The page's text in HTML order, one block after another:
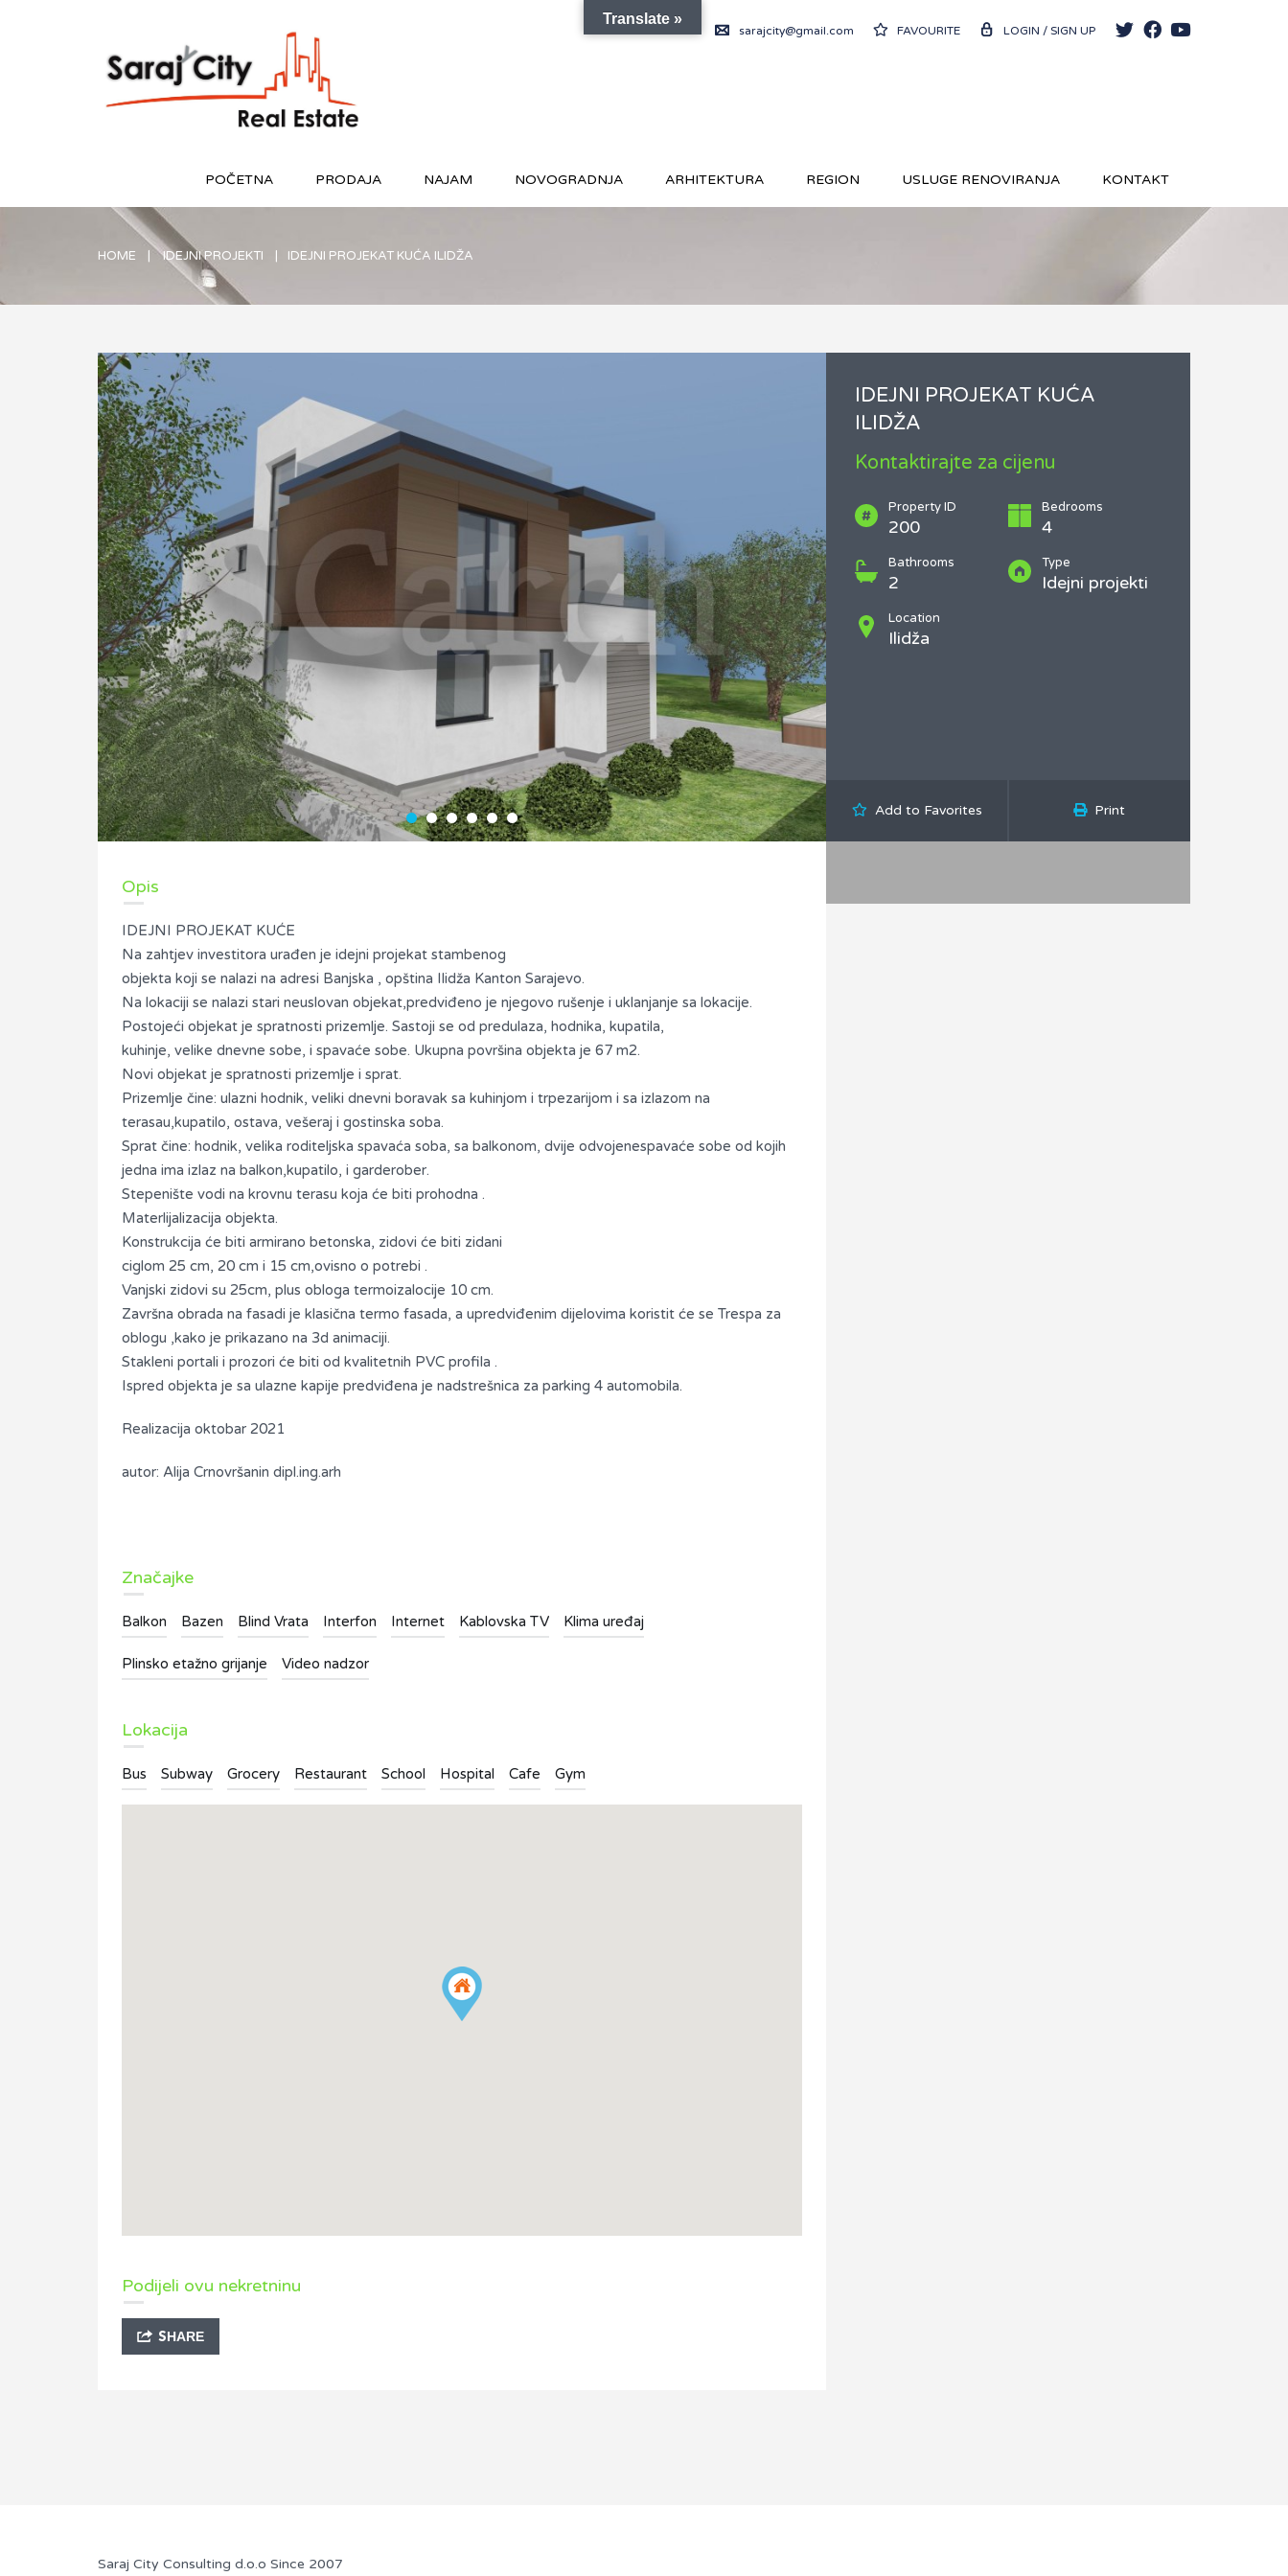
sarajcity@gmail.com FAVOURITE LOGIN / SIGN UP
POČETNA PRODAJA NAJAM NOVOGRADNJA ARHITEKTURA REGION USLUGE RENOVIRANJA KONTAKT
HOME IDEJNI PROJEKTI IDEJNI PROJEKAT KUĆA ILIDŽA
IDEJNI PROJEKAT KUĆA
ILIDŽA
Kontaktirajte za cijenu
Property ID
200
Bedrooms
4
Bathrooms
2
Type
Idejni projekti
Location
Ilidža
Add to Favorites Print
Opis
IDEJNI PROJEKAT KUĆE
Na zahtjev investitora urađen je idejni projekat stambenog
objekta koji se nalazi na adresi Banjska , opština Ilidža Kanton Sarajevo.
Na lokaciji se nalazi stari neuslovan objekat,predviđeno je njegovo rušenje i uklanjanje sa lokacije.
Postojeći objekat je spratnosti prizemlje. Sastoji se od predulaza, hodnika, kupatila,
kuhinje, velike dnevne sobe, i spavaće sobe. Ukupna površina objekta je 67 m2.
Novi objekat je spratnosti prizemlje i sprat.
Prizemlje čine: ulazni hodnik, veliki dnevni boravak sa kuhinjom i trpezarijom i sa izlazom na
terasau,kupatilo, ostava, vešeraj i gostinska soba.
Sprat čine: hodnik, velika roditeljska spavaća soba, sa balkonom, dvije odvojenespavaće sobe od kojih
jedna ima izlaz na balkon,kupatilo, i garderober.
Stepenište vodi na krovnu terasu koja će biti prohodna .
Materlijalizacija objekta.
Konstrukcija će biti armirano betonska, zidovi će biti zidani
ciglom 25 cm, 20 cm i 15 cm,ovisno o potrebi .
Vanjski zidovi su 25cm, plus obloga termoizalocije 10 cm.
Završna obrada na fasadi je klasična termo fasada, a upredviđenim dijelovima koristit će se Trespa za
oblogu ,kako je prikazano na 3d animaciji.
Stakleni portali i prozori će biti od kvalitetnih PVC profila .
Ispred objekta je sa ulazne kapije predviđena je nadstrešnica za parking 4 automobila.
Realizacija oktobar 2021
autor: Alija Crnovršanin dipl.ing.arh
Značajke
Balkon Bazen Blind Vrata Interfon Internet Kablovska TV Klima uređaj
Plinsko etažno grijanje Video nadzor
Lokacija
Bus Subway Grocery Restaurant School Hospital Cafe Gym
Podijeli ovu nekretninu
SHARE
Saraj City Consulting d.o.o Since 2007
Translate »